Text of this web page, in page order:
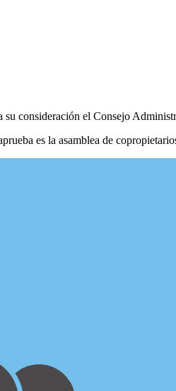
su consideración el Consejo
es la asamblea de